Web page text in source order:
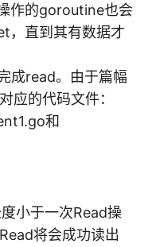
作的goroutine也会
，直到其有数据才
成read。由于篇幅
应的代码文件：
和
小于一次Read操
将会成功读出